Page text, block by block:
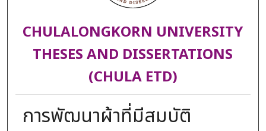
CHULALONGKORN UNIVERSITY
THESES AND DISSERTATIONS
(CHULA ETD)
การพัฒนาผ้าที่มีสมบัติ